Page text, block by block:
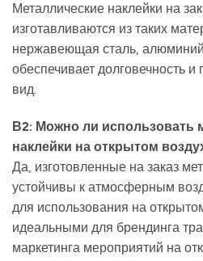
Металлические наклейки на
изготавливаются из таких
нержавеющая сталь, алюминий
обеспечивает долговечность
вид.
В2: Можно ли использовать
наклейки на открытом
Да, изготовленные на заказ
устойчивы к атмосферным
для использования на
идеальными для брендинга
маркетинга мероприятий на